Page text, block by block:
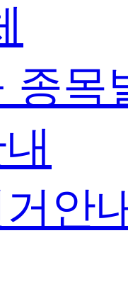
종목
안